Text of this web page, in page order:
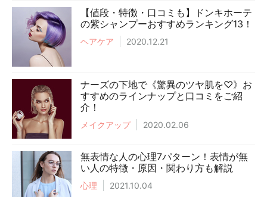
【値段・特徴・口コミも】ドンキホーテ
の紫シャンプーおすすめランキング13！
ヘアケア 2020.12.21
ナーズの下地で《驚異のツヤ肌を♡》お
すすめのラインナップと口コミをご紹
介！
メイクアップ 2020.02.06
無表情な人の心理7パターン！表情が無
い人の特徴・原因・関わり方も解説
心理 2021.10.04